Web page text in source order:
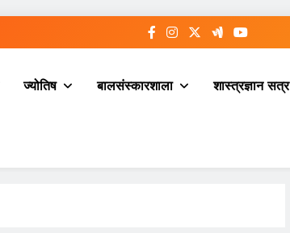
ज्योतिष बालसंस्कारशाला शास्त्रज्ञान सत्र